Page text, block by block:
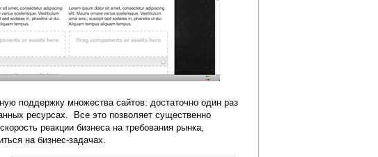
поддержку множества сайтов: достаточно один раз
ресурсах. Все это позволяет существенно
реакции бизнеса на требования рынка,
на бизнес-задачах.